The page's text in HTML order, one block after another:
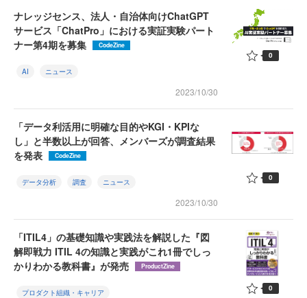
ナレッジセンス、法人・自治体向けChatGPT
サービス「ChatPro」における実証実験パート
ナー第4期を募集
CodeZine
AI ニュース
2023/10/30
0
「データ利活用に明確な目的やKGI・KPIな
し」と半数以上が回答、メンバーズが調査結果
を発表
CodeZine
データ分析 調査 ニュース
2023/10/30
0
「ITIL4」の基礎知識や実践法を解説した『図
解即戦力 ITIL 4の知識と実践がこれ1冊でしっ
かりわかる教科書』が発売
ProductZine
プロダクト組織・キャリア 0